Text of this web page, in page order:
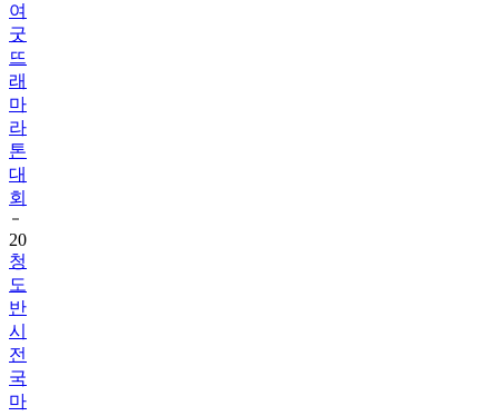
여
굿
뜨
래
마
라
톤
대
회
20
청
도
반
시
전
국
마